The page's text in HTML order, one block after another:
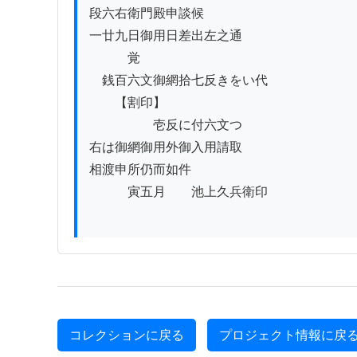
段六右衛門殿申談候
一廿九日御用日差出左之通
覚
銭百六文御網拾七反きをい代
【割印】
壱反に付六文つゝ
右は御網御用外御入用請取
相渡申所仍而如件
寅五月　　池上久兵衛印
コレクションに戻る プロジェクト情報に戻